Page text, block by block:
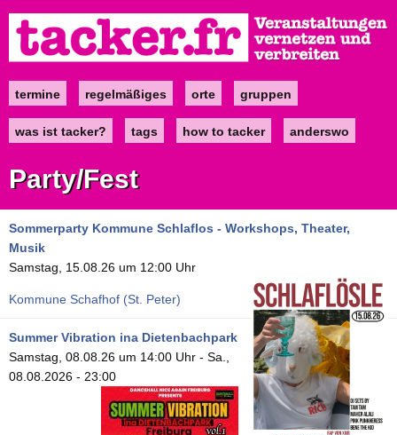
zum
Inhalt
Maintermine regelmäßiges orte gruppen
was ist tacker? tags how to tacker anderswo
Party/Fest
Sommerparty Kommune Schlaflos - Workshops, Theater,
Musik
Samstag, 15.08.26 um 12:00 Uhr
Kommune Schafhof (St. Peter)
Summer Vibration ina Dietenbachpark
Samstag, 08.08.26 um 14:00 Uhr - Sa.,
08.08.2026 - 23:00